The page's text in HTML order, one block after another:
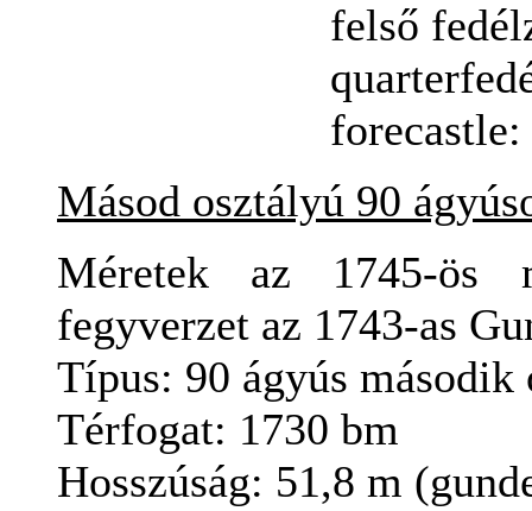
felső
forecastle: 4
Másod osztályú 90
Méretek az 1745-ös
fegyverzet az 1743-as
Típus: 90 ágyús második
Térfogat: 1730 bm
Hosszúság: 51,8 m (